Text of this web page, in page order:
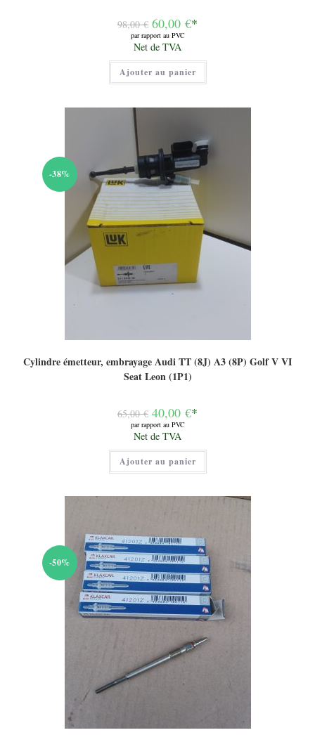
98,00€ Le
prix
initial
était :
98,00 €.
60,00 €*
par rapport au PVC
Le
prix
actuel
est :
60,00 €.
Net de TVA
Ajouter au panier
-38%
Cylindre émetteur, embrayage Audi TT (8J) A3 (8P) Golf V VI
Seat Leon (1P1)
65,00€ Le
prix
initial
était :
65,00 €.
40,00 €*
par rapport au PVC
Le
prix
actuel
est :
40,00 €.
Net de TVA
Ajouter au panier
-50%